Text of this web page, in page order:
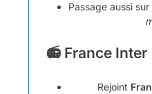
Passage aussi
📻 France
Rejoint